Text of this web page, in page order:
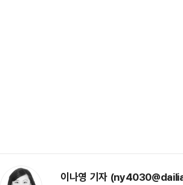
이나영 기자